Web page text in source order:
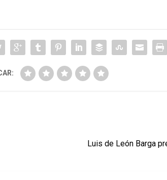
Luis de León Barga